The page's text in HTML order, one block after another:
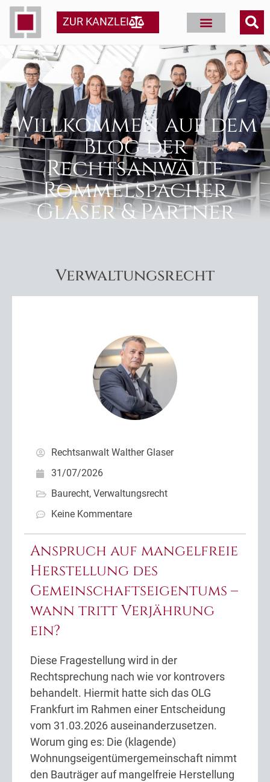
ZUR KANZLEI
Willkommen auf dem
Blog der
Rechtsanwälte
Rommelspacher
Glaser & Partner
Verwaltungsrecht
Rechtsanwalt Walther Glaser
31/07/2026
Baurecht, Verwaltungsrecht
Keine Kommentare
Anspruch auf mangelfreie
Herstellung des
Gemeinschaftseigentums –
wann tritt Verjährung
ein?
Diese Fragestellung wird in der
Rechtsprechung nach wie vor kontrovers
behandelt. Hiermit hatte sich das OLG
Frankfurt im Rahmen einer Entscheidung
vom 31.03.2026 auseinanderzusetzen.
Worum ging es: Die (klagende)
Wohnungseigentümergemeinschaft nimmt
den Bauträger auf mangelfreie Herstellung